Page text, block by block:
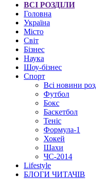
ВСІ РОЗДІЛИ
Головна
Україна
Місто
Світ
Бізнес
Наука
Шоу-бізнес
Спорт
Всі новини
Футбол
Бокс
Баскетбол
Теніс
Формула-1
Хокей
Шахи
ЧС-2014
Lifestyle
БЛОГИ ЧИТАЧІВ